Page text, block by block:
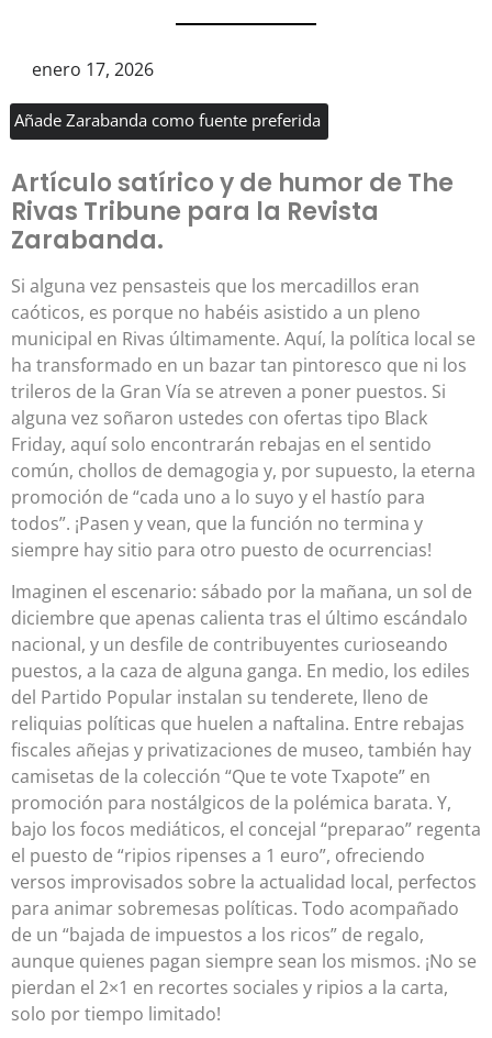
enero 17, 2026
Añade Zarabanda como fuente preferida
Artículo satírico y de humor de The
Rivas Tribune para la Revista
Zarabanda.
Si alguna vez pensasteis que los mercadillos eran
caóticos, es porque no habéis asistido a un pleno
municipal en Rivas últimamente. Aquí, la política local se
ha transformado en un bazar tan pintoresco que ni los
trileros de la Gran Vía se atreven a poner puestos. Si
alguna vez soñaron ustedes con ofertas tipo Black
Friday, aquí solo encontrarán rebajas en el sentido
común, chollos de demagogia y, por supuesto, la eterna
promoción de “cada uno a lo suyo y el hastío para
todos”. ¡Pasen y vean, que la función no termina y
siempre hay sitio para otro puesto de ocurrencias!
Imaginen el escenario: sábado por la mañana, un sol de
diciembre que apenas calienta tras el último escándalo
nacional, y un desfile de contribuyentes curioseando
puestos, a la caza de alguna ganga. En medio, los ediles
del Partido Popular instalan su tenderete, lleno de
reliquias políticas que huelen a naftalina. Entre rebajas
fiscales añejas y privatizaciones de museo, también hay
camisetas de la colección “Que te vote Txapote” en
promoción para nostálgicos de la polémica barata. Y,
bajo los focos mediáticos, el concejal “preparao” regenta
el puesto de “ripios ripenses a 1 euro”, ofreciendo
versos improvisados sobre la actualidad local, perfectos
para animar sobremesas políticas. Todo acompañado
de un “bajada de impuestos a los ricos” de regalo,
aunque quienes pagan siempre sean los mismos. ¡No se
pierdan el 2×1 en recortes sociales y ripios a la carta,
solo por tiempo limitado!